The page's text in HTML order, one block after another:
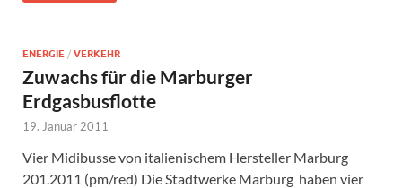
ENERGIE / VERKEHR
Zuwachs für die Marburger
Erdgasbusflotte
19. Januar 2011
Vier Midibusse von italienischem Hersteller Marburg
201.2011 (pm/red) Die Stadtwerke Marburg haben vier